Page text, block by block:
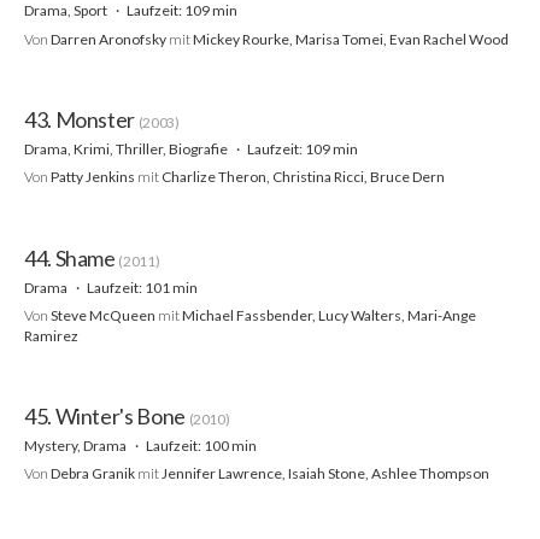
Drama, Sport
Laufzeit: 109 min
Von Darren Aronofsky mitMickey Rourke, Marisa Tomei, Evan Rachel Wood
43. Monster (2003)
Drama, Krimi, Thriller, Biografie
Laufzeit: 109 min
Von Patty Jenkins mit Charlize Theron, Christina Ricci, Bruce Dern
44. Shame (2011)
Drama
Laufzeit: 101 min
Von Steve McQueen mitMichael Fassbender, Lucy Walters, Mari-Ange
Ramirez
45. Winter's Bone (2010)
Mystery, Drama
Laufzeit: 100 min
Von Debra Granik mitJennifer Lawrence, Isaiah Stone, Ashlee Thompson